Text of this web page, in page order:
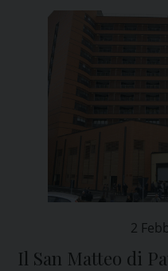
2
Il San Matteo di